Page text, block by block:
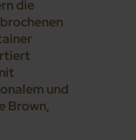
die
und
Brown,